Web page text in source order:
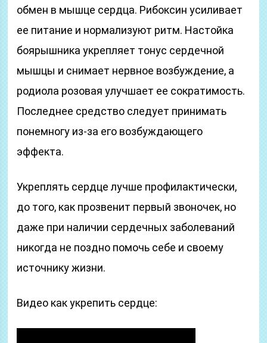
обмен в мышце сердца. Рибоксин усиливает
ее питание и нормализуют ритм. Настойка
боярышника укрепляет тонус сердечной
мышцы и снимает нервное возбуждение, а
родиола розовая улучшает ее сократимость.
Последнее средство следует принимать
понемногу из-за его возбуждающего
эффекта.
Укреплять сердце лучше профилактически,
до того, как прозвенит первый звоночек, но
даже при наличии сердечных заболеваний
никогда не поздно помочь себе и своему
источнику жизни.
Видео как укрепить сердце: